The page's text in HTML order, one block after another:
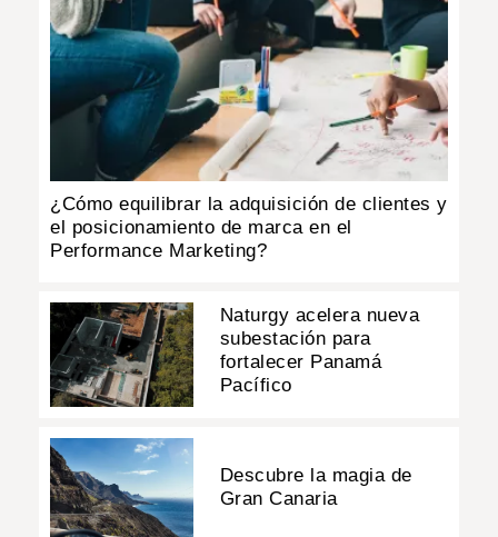
¿Cómo equilibrar la adquisición de clientes y
el posicionamiento de marca en el
Performance Marketing?
Naturgy acelera nueva
subestación para
fortalecer Panamá
Pacífico
Descubre la magia de
Gran Canaria